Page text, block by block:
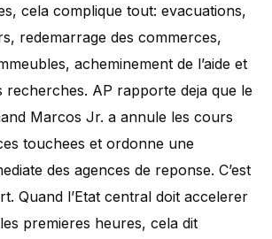
cela complique tout: evacuations,
redemarrage des commerces,
acheminement de l’aide et
recherches. AP rapporte deja que le
Marcos Jr. a annule les cours
touchees et ordonne une
des agences de reponse. C’est
Quand l’Etat central doit accelerer
premieres heures, cela dit